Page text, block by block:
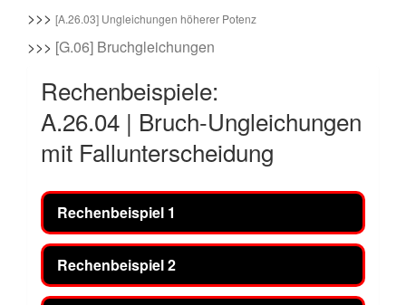
>>> [A.26.03] Ungleichungen höherer Potenz
>>> [G.06] Bruchgleichungen
Rechenbeispiele:
A.26.04 | Bruch-Ungleichungen
mit Fallunterscheidung
Rechenbeispiel 1
Rechenbeispiel 2